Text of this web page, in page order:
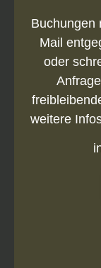
Buchungen
Mail
oder
weitere